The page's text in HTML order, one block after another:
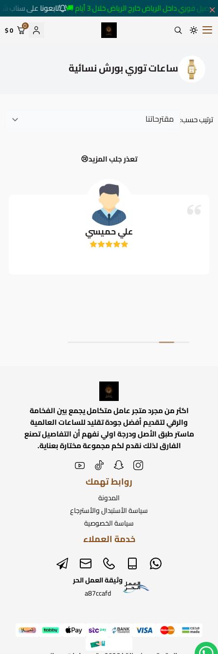
توصيل فوري داخل الرياض خارج الرياض خلال 3 أيام 🚚
تابعونا على سناب
متجر ساعات رومانس
0
0 $
ساعات توري بورش نسائية
ترتيب حسب:
تعذر جلب المزيد😢
علي حميسي
اكثر من مجرد متجر عامل متكامل يجمع بين الفخامة
والرقي لتقديم أفضل جودة تقليد للساعات العالمية
ماستر طبق الأصل ودرجة اولي نفهم أن التفاصيل تصنع
الفارق لذلك نقدم لكم مجموعة مختارة بعناية.
روابط تهمك
المدونة
سياسة الأستبدال والأسترجاع
سياسة الخصوصية
خدمة العملاء
وثيقة العمل الحر
a87ccafd